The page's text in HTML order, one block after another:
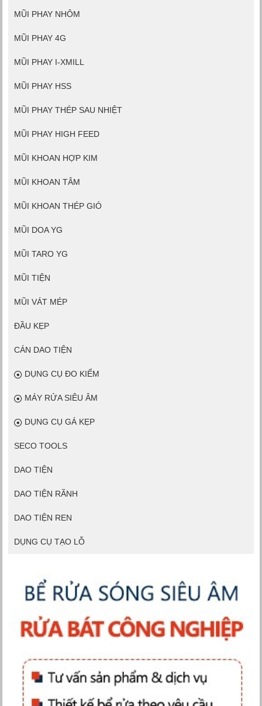
MŨI PHAY NHÔM
MŨI PHAY 4G
MŨI PHAY I-XMILL
MŨI PHAY HSS
MŨI PHAY THÉP SAU NHIỆT
MŨI PHAY HIGH FEED
MŨI KHOAN HỢP KIM
MŨI KHOAN TÂM
MŨI KHOAN THÉP GIÓ
MŨI DOA YG
MŨI TARO YG
MŨI TIỆN
MŨI VÁT MÉP
ĐẦU KẸP
CÁN DAO TIỆN
DỤNG CỤ ĐO KIỂM
MÁY RỬA SIÊU ÂM
DỤNG CỤ GÁ KẸP
SECO TOOLS
DAO TIỆN
DAO TIỆN RÃNH
DAO TIỆN REN
DỤNG CỤ TẠO LỖ